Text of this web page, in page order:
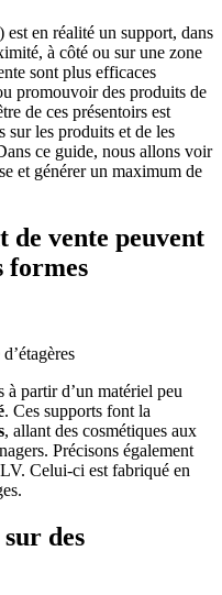
en réalité un support, dans
à côté ou sur une zone
sont plus efficaces
promouvoir des produits de
de ces présentoirs est
sur les produits et de les
ce guide, nous allons voir
et générer un maximum de
de vente peuvent
formes
à partir d’un matériel peu
. Ces supports font la
, allant des cosmétiques aux
Précisons également
Celui-ci est fabriqué en
des